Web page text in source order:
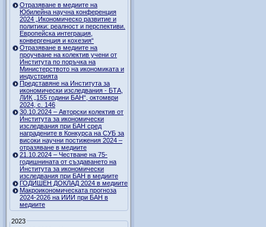
Отразяване в медиите на
Юбилейна научна конференция
2024 „Икономическо развитие и
политики: реалност и перспективи.
Европейска интеграция,
конвергенция и кохезия“
Отразяване в медиите на
проучване на колектив учени от
Института по поръчка на
Министерството на икономиката и
индустрията
Представяне на Института за
икономически изследвания - БТА,
ЛИК „155 години БАН“, октомври
2024, с. 146
30.10.2024 – Авторски колектив от
Института за икономически
изследвания при БАН сред
наградените в Конкурса на СУБ за
високи научни постижения 2024 –
отразяване в медиите
21.10.2024 – Честване на 75-
годишнината от създаването на
Института за икономически
изследвания при БАН в медиите
ГОДИШЕН ДОКЛАД 2024 в медиите
Макроикономическата прогноза
2024-2026 на ИИИ при БАН в
медиите
2023